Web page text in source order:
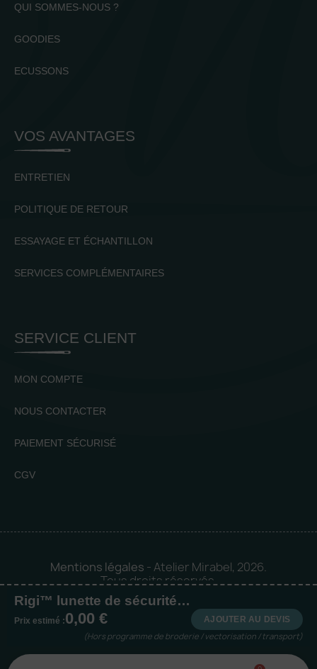
Rigi™ lunette de sécurité oculaire
Prix estimé :0,00 € AJOUTER AU DEVIS
(Hors programme de broderie / vectorisation / transport)
QUI SOMMES-NOUS ?
GOODIES
ECUSSONS
VOS AVANTAGES
ENTRETIEN
POLITIQUE DE RETOUR
ESSAYAGE ET ÉCHANTILLON
SERVICES COMPLÉMENTAIRES
SERVICE CLIENT
MON COMPTE
NOUS CONTACTER
PAIEMENT SÉCURISÉ
CGV
Mentions légales - Atelier Mirabel, 2026.
Tous droits réservés.
Mise en orbite 🪐 byLogia |
Agence web et communication